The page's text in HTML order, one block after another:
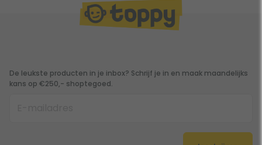
De leukste producten in je inbox? Schrijf je in en maak maandelijks
kans op €250,- shoptegoed.